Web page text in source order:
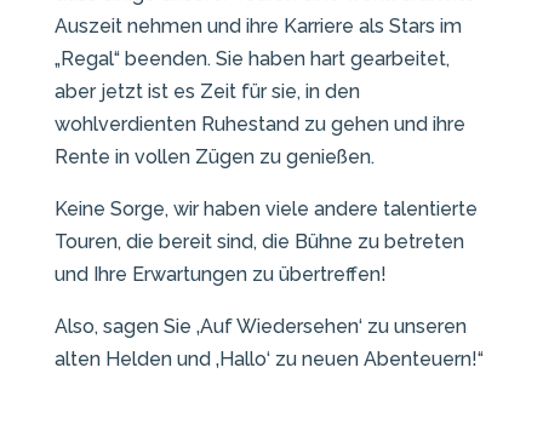
Auszeit nehmen und ihre Karriere als Stars im
„Regal“ beenden. Sie haben hart gearbeitet,
aber jetzt ist es Zeit für sie, in den
wohlverdienten Ruhestand zu gehen und ihre
Rente in vollen Zügen zu genießen.
Keine Sorge, wir haben viele andere talentierte
Touren, die bereit sind, die Bühne zu betreten
und Ihre Erwartungen zu übertreffen!
Also, sagen Sie ‚Auf Wiedersehen‘ zu unseren
alten Helden und ‚Hallo‘ zu neuen Abenteuern!“